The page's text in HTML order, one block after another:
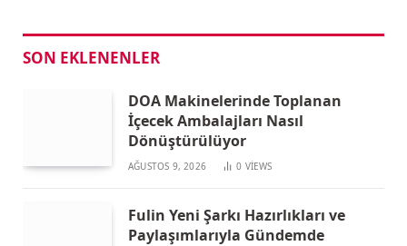
SON EKLENENLER
DOA Makinelerinde Toplanan
İçecek Ambalajları Nasıl
Dönüştürülüyor
AĞUSTOS 9, 2026 0 VIEWS
Fulin Yeni Şarkı Hazırlıkları ve
Paylaşımlarıyla Gündemde